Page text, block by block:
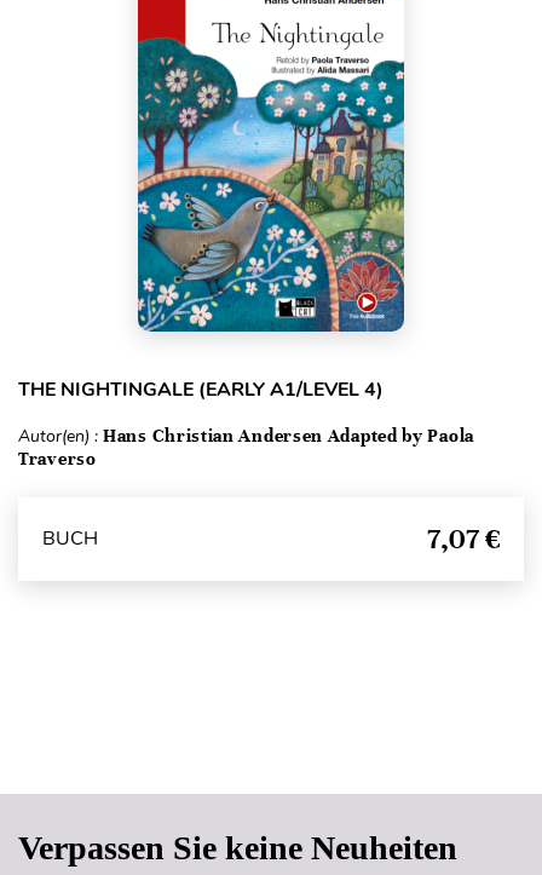
THE NIGHTINGALE (EARLY A1/LEVEL 4)
Autor(en) : Hans Christian Andersen Adapted by Paola
Traverso
BUCH 7,07 €
Verpassen Sie keine Neuheiten